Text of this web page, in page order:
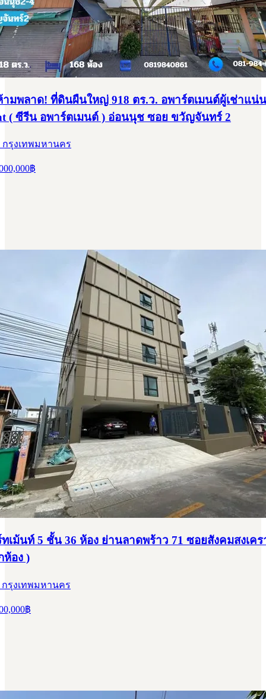
มพลาด! ที่ดินผืนใหญ่ 918 ตร.ว. อพาร์ตเมนต์ผู้เช่าแน่น
( ซีรีน อพาร์ตเมนต์ ) อ่อนนุช ซอย ขวัญจันทร์ 2
กรุงเทพมหานคร
฿
เม้นท์ 5 ชั้น 36 ห้อง ย่านลาดพร้าว 71 ซอยสังคมสงเคร
ห้อง )
กรุงเทพมหานคร
฿